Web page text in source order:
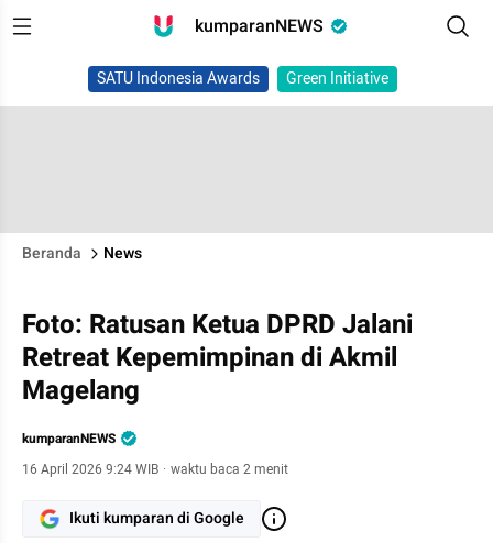
kumparanNEWS
SATU Indonesia Awards Green Initiative
Beranda News
Foto: Ratusan Ketua DPRD Jalani
Retreat Kepemimpinan di Akmil
Magelang
kumparanNEWS
16 April 2026 9:24 WIB · waktu baca 2 menit
Ikuti kumparan di Google